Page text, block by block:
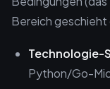
Bereich
Technologie-
Python/Go-